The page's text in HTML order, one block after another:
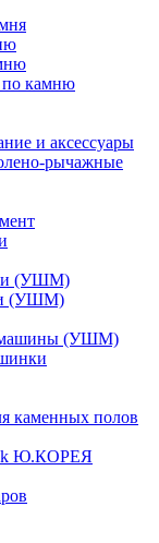
камню
и аксессуары
рычажные
(УШМ)
(УШМ)
машины (УШМ)
каменных полов
Ю.КОРЕЯ